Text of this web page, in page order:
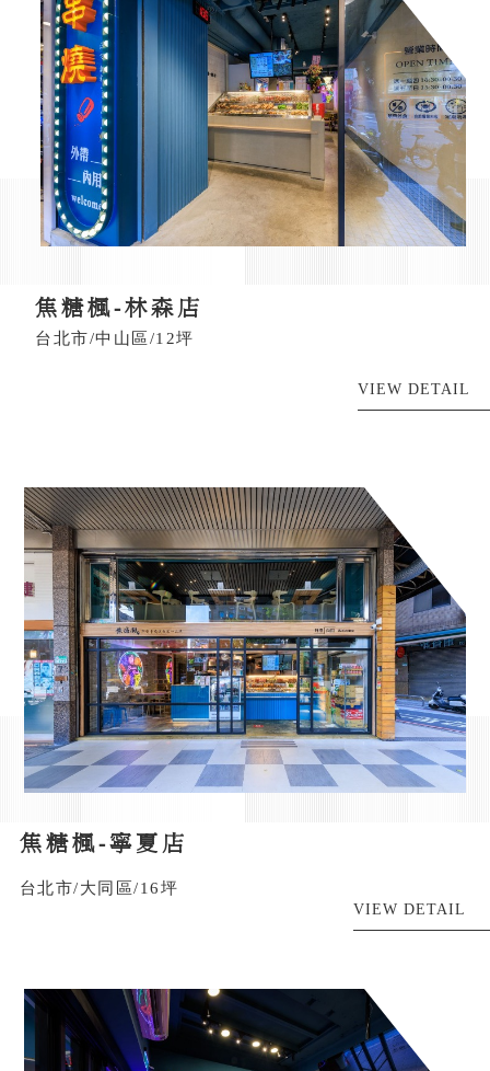
焦糖楓-林森店
台北市/中山區/12坪
VIEW DETAIL
焦糖楓-寧夏店
台北市/大同區/16坪
VIEW DETAIL